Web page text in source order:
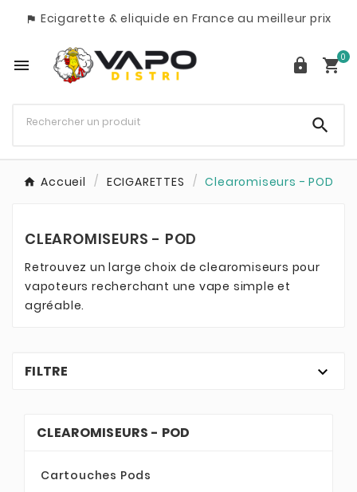
 Ecigarette & eliquide en France au meilleur prix
  0

Accueil ECIGARETTES Clearomiseurs - POD
CLEAROMISEURS - POD
Retrouvez un large choix de clearomiseurs pour
vapoteurs recherchant une vape simple et
agréable.
FILTRE 
CLEAROMISEURS - POD
Cartouches Pods